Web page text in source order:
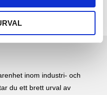
inom industri- och
du ett brett urval av